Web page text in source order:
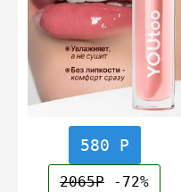
580 Р
2065Р -72%